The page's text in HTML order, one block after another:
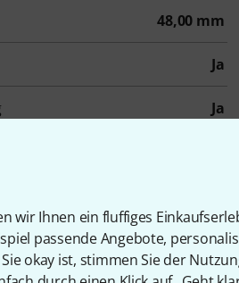
wir Ihnen ein fluffiges
passende Angebote,
okay ist, stimmen Sie der
48,00 mm
Ja
Ja